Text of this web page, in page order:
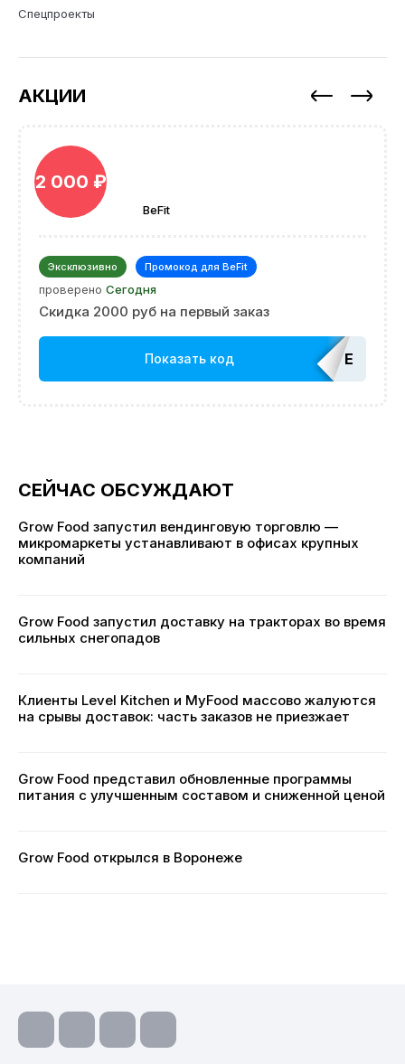
Спецпроекты
АКЦИИ
BeFit
2 000 ₽
Эксклюзивно Промокод для BeFit
проверено Сегодня
Скидка 2000 руб на первый заказ
Показать код
СЕЙЧАС ОБСУЖДАЮТ
Grow Food запустил вендинговую торговлю —
микромаркеты устанавливают в офисах крупных
компаний
Grow Food запустил доставку на тракторах во время
сильных снегопадов
Клиенты Level Kitchen и MyFood массово жалуются
на срывы доставок: часть заказов не приезжает
Grow Food представил обновленные программы
питания с улучшенным составом и сниженной ценой
Grow Food открылся в Воронеже